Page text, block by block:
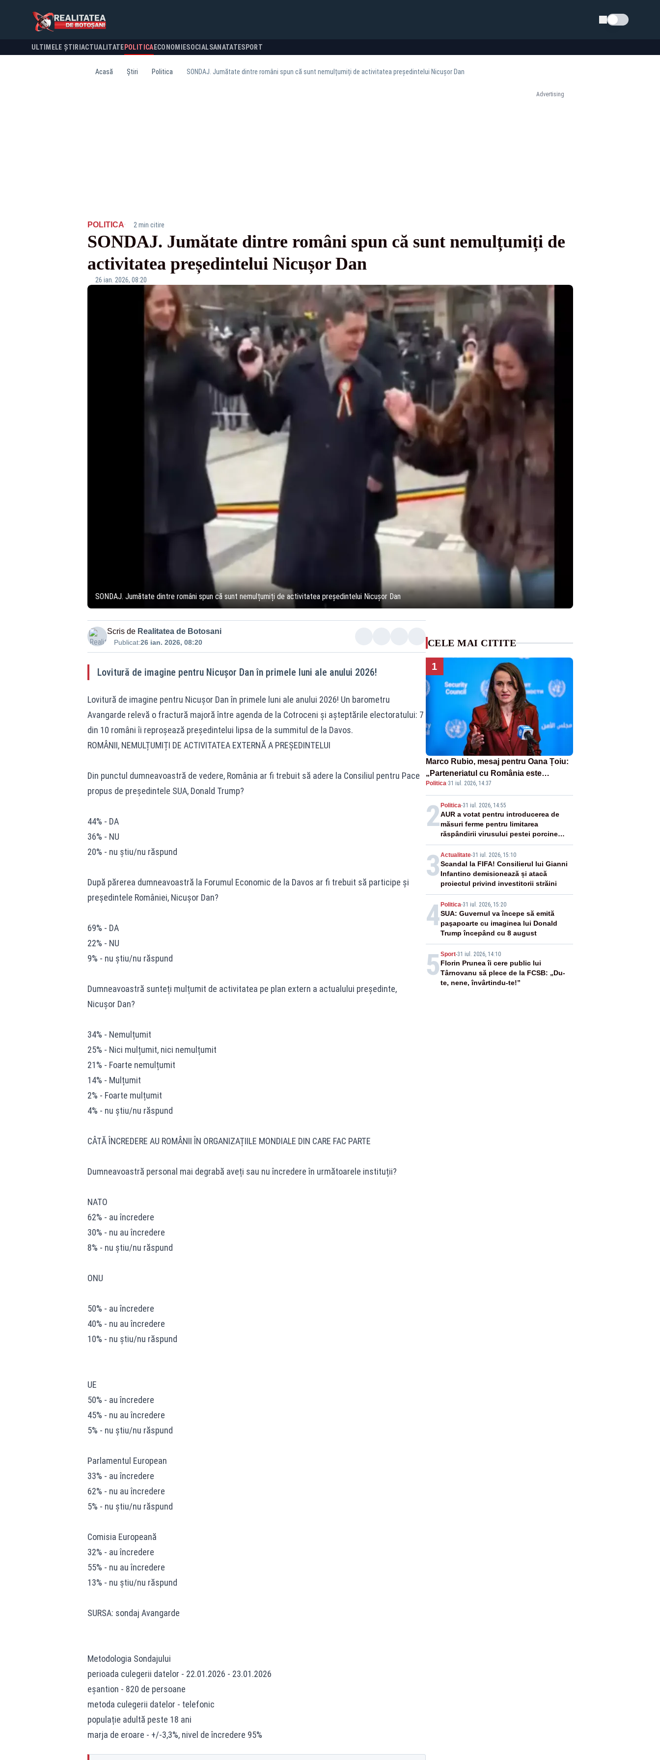
Schimba tema
ULTIMELE ȘTIRI ACTUALITATE POLITICA ECONOMIESOCIALSANATATESPORT
Acasă Știri Politica SONDAJ. Jumătate dintre români spun că sunt nemulțumiți de activitatea președintelui Nicușor Dan
Advertising
POLITICA· 2 min citire
SONDAJ. Jumătate dintre români spun că sunt nemulțumiți de
activitatea președintelui Nicușor Dan
26 ian. 2026, 08:20
SONDAJ. Jumătate dintre români spun că sunt nemulțumiți de activitatea președintelui Nicușor Dan
Scris de Realitatea de Botosani
Publicat:26 ian. 2026, 08:20
Lovitură de imagine pentru Nicușor Dan în primele luni ale anului 2026!
Lovitură de imagine pentru Nicușor Dan în primele luni ale anului 2026! Un barometru
Avangarde relevă o fractură majoră între agenda de la Cotroceni și așteptările electoratului: 7
din 10 români îi reproșează președintelui lipsa de la summitul de la Davos.
ROMÂNII, NEMULȚUMIȚI DE ACTIVITATEA EXTERNĂ A PREȘEDINTELUI
Din punctul dumneavoastră de vedere, România ar fi trebuit să adere la Consiliul pentru Pace
propus de președintele SUA, Donald Trump?
44% - DA
36% - NU
20% - nu știu/nu răspund
După părerea dumneavoastră la Forumul Economic de la Davos ar fi trebuit să participe și
președintele României, Nicușor Dan?
69% - DA
22% - NU
9% - nu știu/nu răspund
Dumneavoastră sunteți mulțumit de activitatea pe plan extern a actualului președinte,
Nicușor Dan?
34% - Nemulțumit
25% - Nici mulțumit, nici nemulțumit
21% - Foarte nemulțumit
14% - Mulțumit
2% - Foarte mulțumit
4% - nu știu/nu răspund
CÂTĂ ÎNCREDERE AU ROMÂNII ÎN ORGANIZAȚIILE MONDIALE DIN CARE FAC PARTE
Dumneavoastră personal mai degrabă aveți sau nu încredere în următoarele instituții?
NATO
62% - au încredere
30% - nu au încredere
8% - nu știu/nu răspund
ONU
50% - au încredere
40% - nu au încredere
10% - nu știu/nu răspund
UE
50% - au încredere
45% - nu au încredere
5% - nu știu/nu răspund
Parlamentul European
33% - au încredere
62% - nu au încredere
5% - nu știu/nu răspund
Comisia Europeană
32% - au încredere
55% - nu au încredere
13% - nu știu/nu răspund
SURSA: sondaj Avangarde
Metodologia Sondajului
perioada culegerii datelor - 22.01.2026 - 23.01.2026
eșantion - 820 de persoane
metoda culegerii datelor - telefonic
populație adultă peste 18 ani
marja de eroare - +/-3,3%, nivel de încredere 95%
CELE MAI CITITE
1
Marco Rubio, mesaj pentru Oana Țoiu:
„Parteneriatul cu România este
puternic și prețuit”
Politica·31 iul. 2026, 14:37
2 Politica-31 iul. 2026, 14:55
AUR a votat pentru introducerea de
măsuri ferme pentru limitarea
răspândirii virusului pestei porcine
africane
3 Actualitate-31 iul. 2026, 15:10
Scandal la FIFA! Consilierul lui Gianni
Infantino demisionează și atacă
proiectul privind investitorii străini
4 Politica-31 iul. 2026, 15:20
SUA: Guvernul va începe să emită
paşapoarte cu imaginea lui Donald
Trump începând cu 8 august
5 Sport-31 iul. 2026, 14:10
Florin Prunea îi cere public lui
Târnovanu să plece de la FCSB: „Du-
te, nene, învârtindu-te!”